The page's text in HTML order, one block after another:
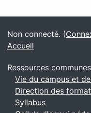
Blocs
Non connecté. (
Accueil
Ressources communes
Vie du campus et
Direction des
Syllabus